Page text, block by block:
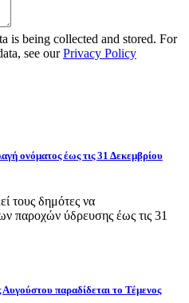
is being collected and stored. For
see ourPrivacy Policy
ονόματος έως τις 31 Δεκεμβρίου
τους δημότες να
παροχών ύδρευσης έως τις 31
παραδίδεται το Τέμενος